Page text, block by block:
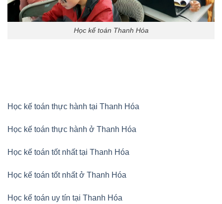
Học kế toán Thanh Hóa
Học kế toán thực hành tại Thanh Hóa
Học kế toán thực hành ở Thanh Hóa
Học kế toán tốt nhất tại Thanh Hóa
Học kế toán tốt nhất ở Thanh Hóa
Học kế toán uy tín tại Thanh Hóa